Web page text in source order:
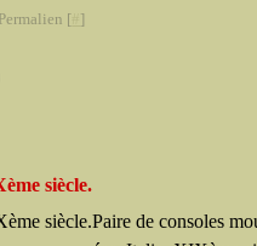
[ ]
siècle.
Paire de consoles